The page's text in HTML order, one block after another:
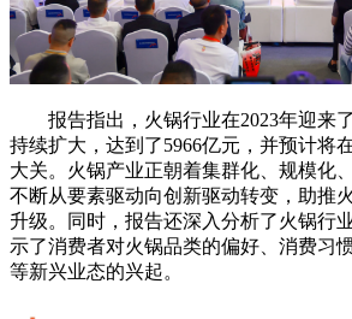
报告指出，火锅行业在2023年迎来
持续扩大，达到了5966亿元，并预计将
大关。火锅产业正朝着集群化、规模化
不断从要素驱动向创新驱动转变，助推
升级。同时，报告还深入分析了火锅行
示了消费者对火锅品类的偏好、消费习
等新兴业态的兴起。